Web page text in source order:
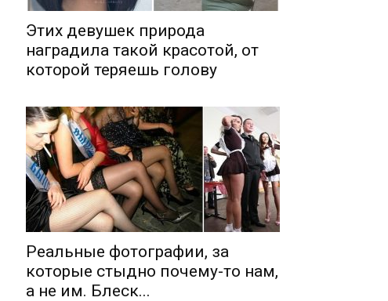
Этих девушек природа
наградила такой красотой, от
которой теряешь голову
Реальные фотографии, за
которые стыдно почему-то нам,
а не им. Блеск...